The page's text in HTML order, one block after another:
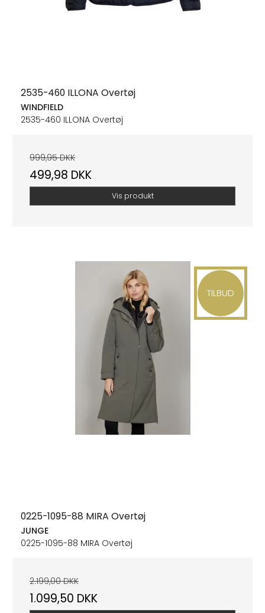
2535-460 ILLONA Overtøj
WINDFIELD
2535-460 ILLONA Overtøj
999,95 DKK
499,98 DKK
Vis produkt
TILBUD
0225-1095-88 MIRA Overtøj
JUNGE
0225-1095-88 MIRA Overtøj
2.199,00 DKK
1.099,50 DKK